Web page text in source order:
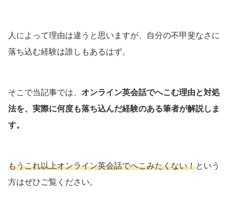
人によって理由は違うと思いますが、自分の不甲斐なさに
落ち込む経験は誰しもあるはず。
そこで当記事では、 オンライン英会話でへこむ理由と対処
法を、実際に何度も落ち込んだ経験のある筆者が解説しま
す。
もうこれ以上オンライン英会話でへこみたくない！という
方はぜひご覧ください。